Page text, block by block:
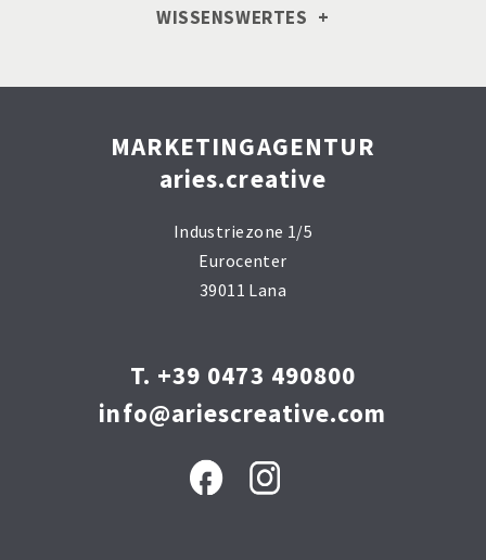
WISSENSWERTES
MARKETINGAGENTUR
aries.creative
Industriezone 1/5
Eurocenter
39011 Lana
T. +39 0473 490800
info@ariescreative.com